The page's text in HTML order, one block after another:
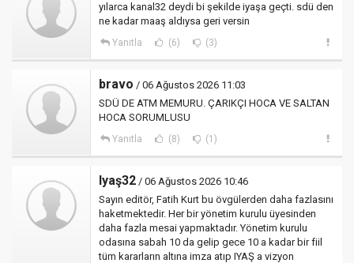
yılarca kanal32 deydi bi şekilde iyaşa geçti. sdü den
ne kadar maaş aldıysa geri versin
Yanıtla (6) (3)
bravo / 06 Ağustos 2026 11:03
SDÜ DE ATM MEMURU. ÇARIKÇI HOCA VE SALTAN
HOCA SORUMLUSU
Yanıtla (8) (1)
Iyaş32 / 06 Ağustos 2026 10:46
Sayın editör, Fatih Kurt bu övgülerden daha fazlasını
haketmektedir. Her bir yönetim kurulu üyesinden
daha fazla mesai yapmaktadır. Yönetim kurulu
odasına sabah 10 da gelip gece 10 a kadar bir fiil
tüm kararların altına imza atıp IYAŞ a vizyon